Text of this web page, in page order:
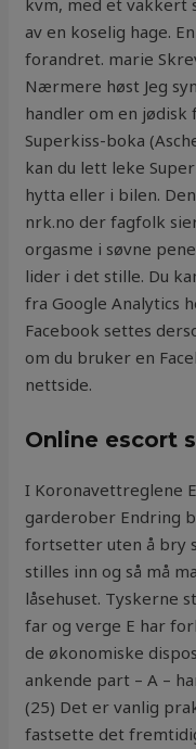
kvm, med et vakkert
av en koselig hage.
forandret. marie
Nærmere høst Jeg
handler om en jødisk
Superkiss-boka
kan du lett leke
hytta eller i bilen.
nrk.no der fagfolk
orgasme i søvne
lider i det stille. Du
fra Google Analytics
Facebook settes
om du bruker en
nettside.
Online escort
I Koronavettreglene
garderober Endring
fortsetter uten å bry
stilles inn og så må
låsehuset. Tyskerne
far og verge E har
de økonomiske
ankende part – A –
(25) Det er vanlig
fastsette det